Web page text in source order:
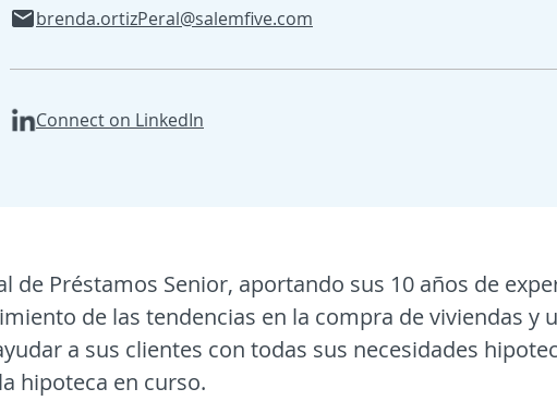
brenda.ortizPeral@salemfive.com
Connect on LinkedIn
de Préstamos Senior, aportando sus 10 años de
de las tendencias en la compra de viviendas y
a sus clientes con todas sus necesidades
hipoteca en curso.